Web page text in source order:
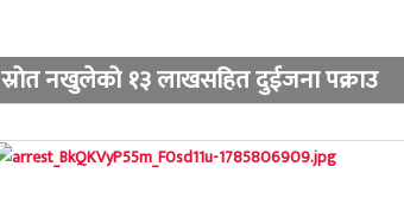
स्रोत नखुलेको १३ लाखसहित दुईजना पक्राउ